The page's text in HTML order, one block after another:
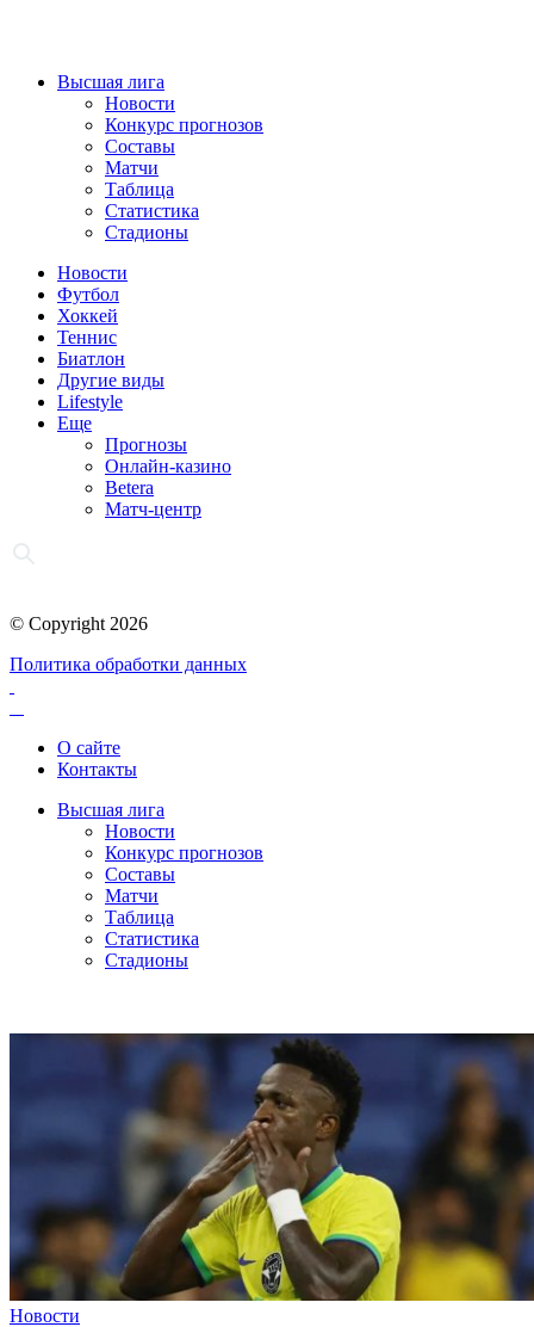
Высшая лига
Новости
Конкурс прогнозов
Составы
Матчи
Таблица
Статистика
Стадионы
Новости
Футбол
Хоккей
Теннис
Биатлон
Другие виды
Lifestyle
Еще
Прогнозы
Онлайн-казино
Betera
Матч-центр
© Copyright 2026
Политика обработки данных
О сайте
Контакты
Высшая лига
Новости
Конкурс прогнозов
Составы
Матчи
Таблица
Статистика
Стадионы
Новости